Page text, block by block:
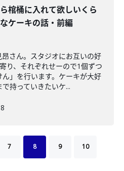
棺桶に入れて欲しいくら
ケーキの話・前編
さん。スタジオにお互いの好
り、それぞれせーので1個ずつ
」を行います。ケーキが大好
持っていきたいケ...
7 8 9 10